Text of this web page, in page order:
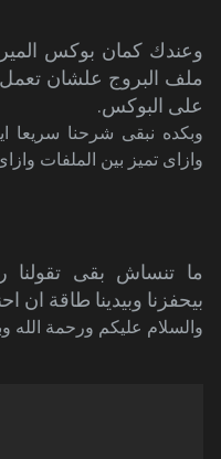
وعندك كمان بوكس
ملف البروج علشان
على البوكس.
وبكده نبقى شرحنا سريعا
وازاى تميز بين الملفات
ما تنساش بقى تقولنا
بيحفزنا وبيدينا طاقة ان
والسلام عليكم ورحمة الله